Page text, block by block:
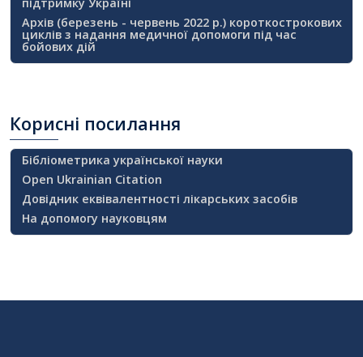
Архів (березень - червень 2022 р.) короткострокових
циклів з надання медичної допомоги під час
бойових дій
Корисні посилання
Бібліометрика української науки
Open Ukrainian Citation
Довідник еквівалентності лікарських засобів
На допомогу науковцям